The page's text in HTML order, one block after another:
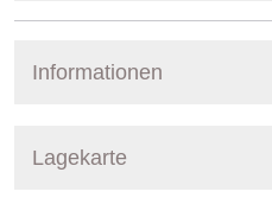
Informationen
Lagekarte